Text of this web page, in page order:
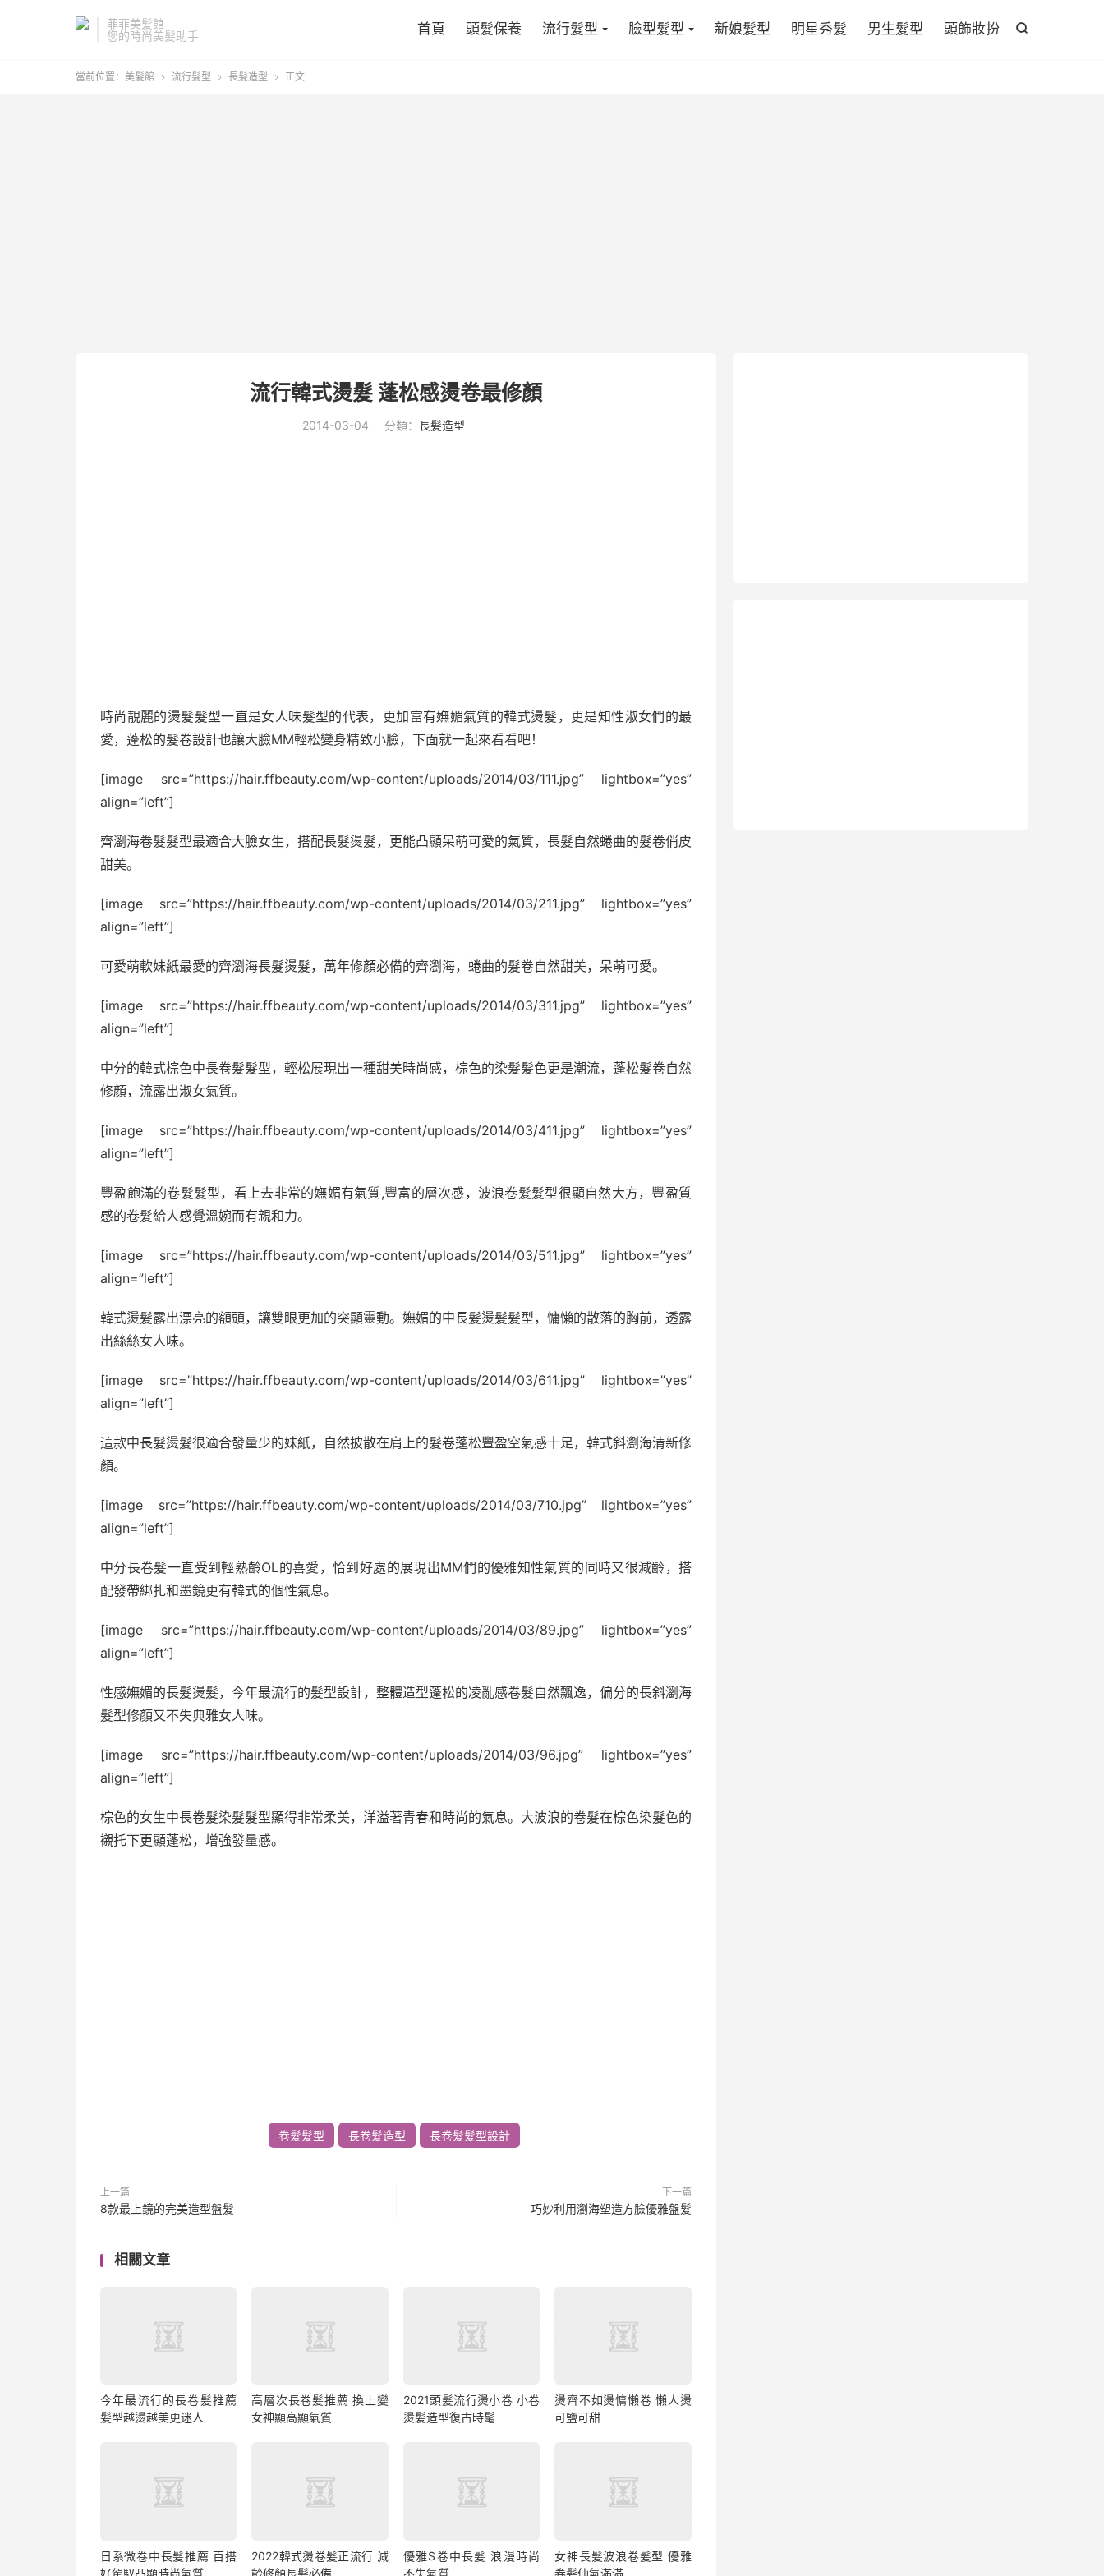
菲菲美髪館
您的時尚美髪助手

首頁 頭髮保養 流行髮型 臉型髮型 新娘髮型 明星秀髮 男生髮型 頭飾妝扮
當前位置： 美髮館  流行髮型  長髮造型  正文
流行韓式燙髮 蓬松感燙卷最修顏
2014-03-04 分類： 長髮造型
時尚靚麗的燙髮髮型一直是女人味髮型的代表，更加富有嫵媚氣質的韓式燙髮，更是知性淑女們的最
愛，蓬松的髮卷設計也讓大臉MM輕松變身精致小臉，下面就一起來看看吧！
[image src=”https://hair.ffbeauty.com/wp-content/uploads/2014/03/111.jpg” lightbox=”yes”
align=”left”]
齊瀏海卷髮髮型最適合大臉女生，搭配長髮燙髮，更能凸顯呆萌可愛的氣質，長髮自然蜷曲的髮卷俏皮
甜美。
[image src=”https://hair.ffbeauty.com/wp-content/uploads/2014/03/211.jpg” lightbox=”yes”
align=”left”]
可愛萌軟妹紙最愛的齊瀏海長髮燙髮，萬年修顏必備的齊瀏海，蜷曲的髮卷自然甜美，呆萌可愛。
[image src=”https://hair.ffbeauty.com/wp-content/uploads/2014/03/311.jpg” lightbox=”yes”
align=”left”]
中分的韓式棕色中長卷髮髮型，輕松展現出一種甜美時尚感，棕色的染髮髪色更是潮流，蓬松髮卷自然
修顏，流露出淑女氣質。
[image src=”https://hair.ffbeauty.com/wp-content/uploads/2014/03/411.jpg” lightbox=”yes”
align=”left”]
豐盈飽滿的卷髮髮型，看上去非常的嫵媚有氣質,豐富的層次感，波浪卷髮髮型很顯自然大方，豐盈質
感的卷髮給人感覺溫婉而有親和力。
[image src=”https://hair.ffbeauty.com/wp-content/uploads/2014/03/511.jpg” lightbox=”yes”
align=”left”]
韓式燙髮露出漂亮的額頭，讓雙眼更加的突顯靈動。嫵媚的中長髮燙髮髮型，慵懶的散落的胸前，透露
出絲絲女人味。
[image src=”https://hair.ffbeauty.com/wp-content/uploads/2014/03/611.jpg” lightbox=”yes”
align=”left”]
這款中長髮燙髮很適合發量少的妹紙，自然披散在肩上的髮卷蓬松豐盈空氣感十足，韓式斜瀏海清新修
顏。
[image src=”https://hair.ffbeauty.com/wp-content/uploads/2014/03/710.jpg” lightbox=”yes”
align=”left”]
中分長卷髮一直受到輕熟齡OL的喜愛，恰到好處的展現出MM們的優雅知性氣質的同時又很減齡，搭
配發帶綁扎和墨鏡更有韓式的個性氣息。
[image src=”https://hair.ffbeauty.com/wp-content/uploads/2014/03/89.jpg” lightbox=”yes”
align=”left”]
性感嫵媚的長髮燙髮，今年最流行的髮型設計，整體造型蓬松的凌亂感卷髮自然飄逸，偏分的長斜瀏海
髮型修顏又不失典雅女人味。
[image src=”https://hair.ffbeauty.com/wp-content/uploads/2014/03/96.jpg” lightbox=”yes”
align=”left”]
棕色的女生中長卷髮染髮髮型顯得非常柔美，洋溢著青春和時尚的氣息。大波浪的卷髮在棕色染髮色的
襯托下更顯蓬松，增強發量感。
卷髮髮型 長卷髮造型 長卷髮髮型設計
上一篇
8款最上鏡的完美造型盤髮
下一篇
巧妙利用瀏海塑造方臉優雅盤髮
相關文章
今年最流行的長卷髪推薦
髪型越燙越美更迷人
高層次長卷髪推薦 換上變
女神顯高顯氣質
2021頭髪流行燙小卷 小卷
燙髪造型復古時髦
燙齊不如燙慵懶卷 懶人燙
可鹽可甜
日系微卷中長髪推薦 百搭
好駕馭凸顯時尚氣質
2022韓式燙卷髪正流行 減
齡修顏長髪必備
優雅S卷中長髪 浪漫時尚
不失氣質
女神長髪波浪卷髪型 優雅
卷髪仙氣滿滿